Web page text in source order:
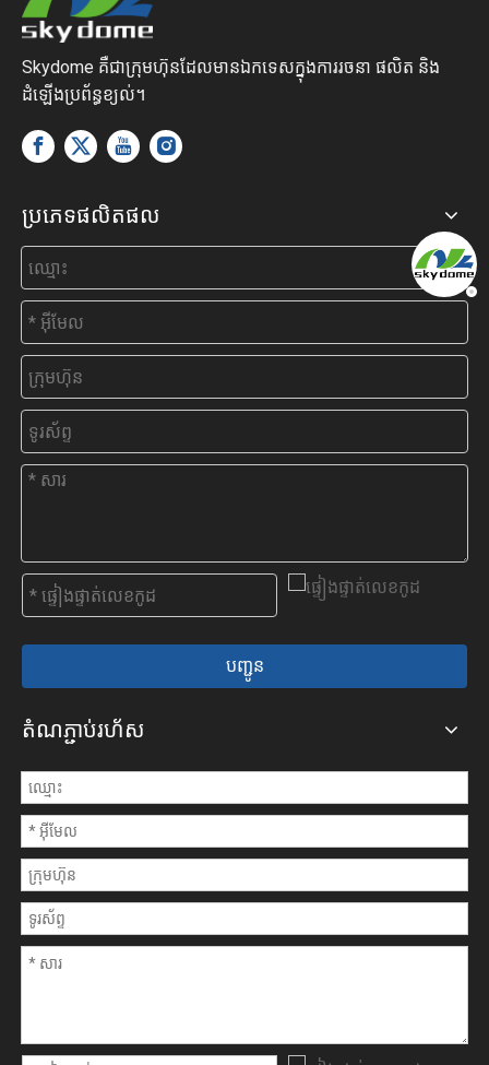
Skydome គឺជាក្រុមហ៊ុនដែលមានឯកទេសក្នុងការរចនា ផលិត និង
ដំឡើងប្រព័ន្ធខ្យល់។
ប្រភេទផលិតផល
បញ្ជូន
តំណភ្ជាប់រហ័ស